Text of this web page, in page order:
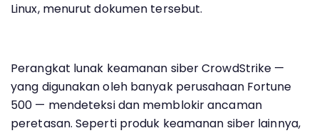
Linux, menurut dokumen tersebut.
Perangkat lunak keamanan siber CrowdStrike —
yang digunakan oleh banyak perusahaan Fortune
500 — mendeteksi dan memblokir ancaman
peretasan. Seperti produk keamanan siber lainnya,